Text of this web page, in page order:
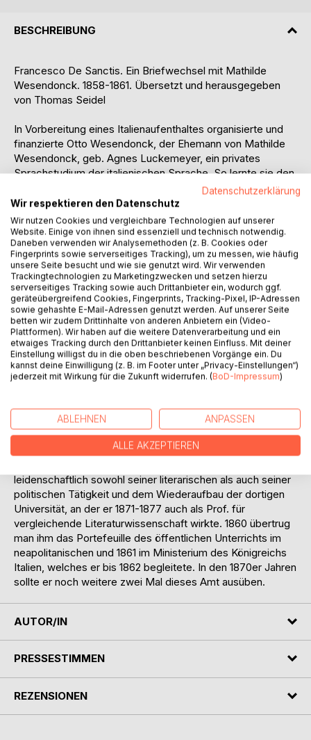
BESCHREIBUNG
Francesco De Sanctis. Ein Briefwechsel mit Mathilde
Wesendonck. 1858-1861. Übersetzt und herausgegeben
von Thomas Seidel
In Vorbereitung eines Italienaufenthaltes organisierte und
finanzierte Otto Wesendonck, der Ehemann von Mathilde
Wesendonck, geb. Agnes Luckemeyer, ein privates
Sprachstudium der italienischen Sprache. So lernte sie den
neapolitanischen "Exil"-Professor der Ästhetik und der
italienischen Literatur, der diesen Lehrstuhl seit 1856 am
Polytechnikum in Zürich innehat, kennen - sein Name:
Francesco De Sanctis.
Es entwickelte sich in den Jahren 1858 bis 1861 ein
vertraulicher Umgang, begleitet von einem bis heute eher
unbekannten Briefwechsel, der in diesem Buch vorgestellt
werden soll.
Dem Richard-Wagner-Kenner ist der Name De Sanctis
ebenfalls bekannt, war er doch Anlass für ein
eifersüchtiges Verhalten des Musikers. Mit einem Brief, der
durch Wagners Frau Minna abgefangen und in der Burrell-
Sammlung veröffentlicht wurde, erfuhr die Welt davon.
Dieser Brief ging als "Morgenbeichte" in die Geschichte
Nach dem erfolgreichen Kampf Giuseppe Garibaldis, der
mit der Vereinigung des Königreichs beider Sizilien und
dem Königreich Sardinien im Jahre 1860 mit der Bildung des
Königreichs Italien endete, konnte De Sanctis in seine
leidenschaftlich sowohl seiner literarischen als auch seiner
politischen Tätigkeit und dem Wiederaufbau der dortigen
Universität, an der er 1871-1877 auch als Prof. für
vergleichende Literaturwissenschaft wirkte. 1860 übertrug
man ihm das Portefeuille des öffentlichen Unterrichts im
neapolitanischen und 1861 im Ministerium des Königreichs
Italien, welches er bis 1862 begleitete. In den 1870er Jahren
sollte er noch weitere zwei Mal dieses Amt ausüben.
AUTOR/IN
PRESSESTIMMEN
REZENSIONEN
Datenschutzerklärung
Wir respektieren den Datenschutz
Wir nutzen Cookies und vergleichbare Technologien auf unserer
Website. Einige von ihnen sind essenziell und technisch notwendig.
Daneben verwenden wir Analysemethoden (z. B. Cookies oder
Fingerprints sowie serverseitiges Tracking), um zu messen, wie häufig
unsere Seite besucht und wie sie genutzt wird. Wir verwenden
Trackingtechnologien zu Marketingzwecken und setzen hierzu
serverseitiges Tracking sowie auch Drittanbieter ein, wodurch ggf.
geräteübergreifend Cookies, Fingerprints, Tracking-Pixel, IP-Adressen
sowie gehashte E-Mail-Adressen genutzt werden. Auf unserer Seite
betten wir zudem Drittinhalte von anderen Anbietern ein (Video-
Plattformen). Wir haben auf die weitere Datenverarbeitung und ein
etwaiges Tracking durch den Drittanbieter keinen Einfluss. Mit deiner
Einstellung willigst du in die oben beschriebenen Vorgänge ein. Du
kannst deine Einwilligung (z. B. im Footer unter „Privacy-Einstellungen“)
jederzeit mit Wirkung für die Zukunft widerrufen. (BoD-Impressum)
ABLEHNEN ANPASSEN
ALLE AKZEPTIEREN